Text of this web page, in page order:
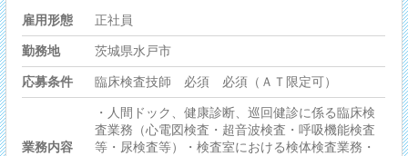
雇用形態 正社員
勤務地 茨城県水戸市
応募条件 臨床検査技師 必須 必須（ＡＴ限定可）
業務内容
・人間ドック、健康診断、巡回健診に係る臨床検
査業務（心電図検査・超音波検査・呼吸機能検査
等・尿検査等）・検査室における検体検査業務・